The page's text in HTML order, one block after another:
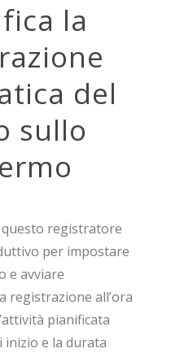
la
del
sullo
registratore
per impostare
e avviare
registrazione all’ora
pianificata
inizio e la durata